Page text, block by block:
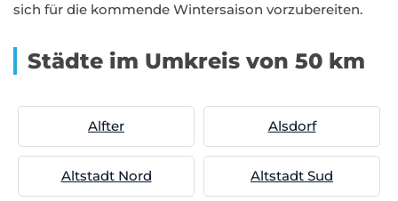
sich für die kommende Wintersaison vorzubereiten.
Städte im Umkreis von 50 km
Alfter Alsdorf
Altstadt Nord Altstadt Sud